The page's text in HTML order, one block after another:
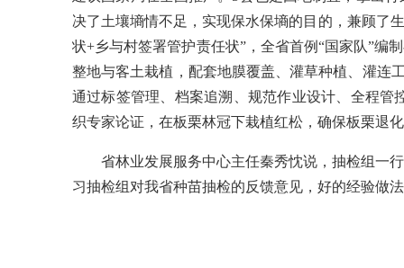
决了土壤墒情不足，实现保水保墒的目的，兼顾了
状+乡与村签署管护责任状”，全省首例“国家队”编
整地与客土栽植，配套地膜覆盖、灌草种植、灌连
通过标签管理、档案追溯、规范作业设计、全程管
织专家论证，在板栗林冠下栽植红松，确保板栗退
省林业发展服务中心主任秦秀忱说，抽检组一行
习抽检组对我省种苗抽检的反馈意见，好的经验做